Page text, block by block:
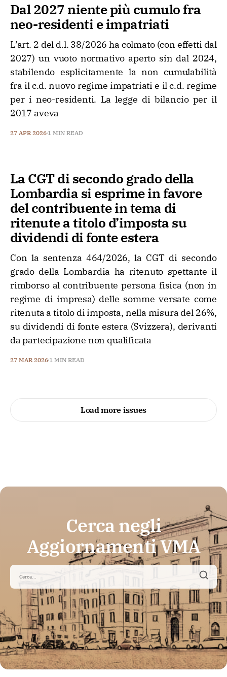
Dal 2027 niente più cumulo fra
neo-residenti e impatriati
L’art. 2 del d.l. 38/2026 ha colmato (con effetti dal
2027) un vuoto normativo aperto sin dal 2024,
stabilendo esplicitamente la non cumulabilità
fra il c.d. nuovo regime impatriati e il c.d. regime
per i neo-residenti. La legge di bilancio per il
2017 aveva
27 APR 2026 1 MIN READ
La CGT di secondo grado della
Lombardia si esprime in favore
del contribuente in tema di
ritenute a titolo d’imposta su
dividendi di fonte estera
Con la sentenza 464/2026, la CGT di secondo
grado della Lombardia ha ritenuto spettante il
rimborso al contribuente persona fisica (non in
regime di impresa) delle somme versate come
ritenuta a titolo di imposta, nella misura del 26%,
su dividendi di fonte estera (Svizzera), derivanti
da partecipazione non qualificata
27 MAR 2026 1 MIN READ
Load more issues
Cerca negli
Aggiornamenti VMA